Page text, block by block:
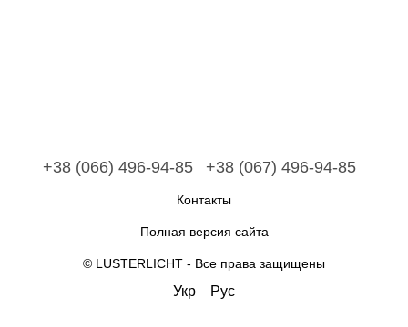
+38 (066) 496-94-85 +38 (067) 496-94-85
Контакты
Полная версия сайта
© LUSTERLICHT - Все права защищены
Укр Рус